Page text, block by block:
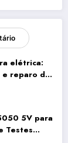
elétrica:
reparo da
5V para
Testes